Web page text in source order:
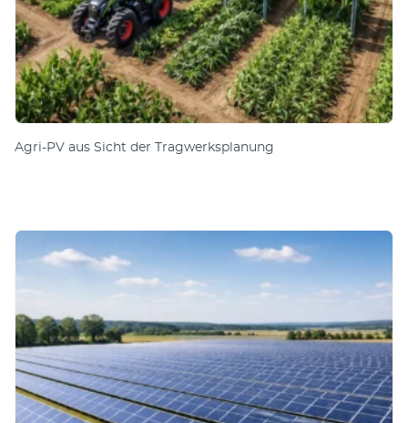
Agri-PV aus Sicht der Tragwerksplanung